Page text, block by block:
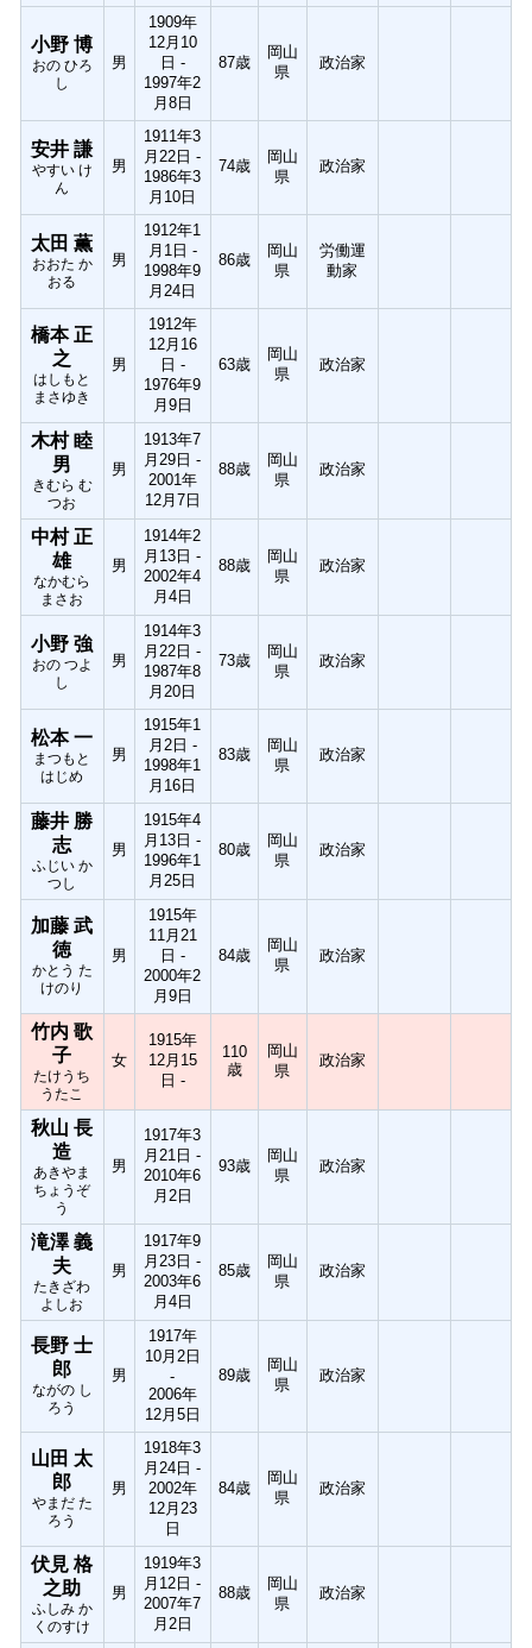
小野 博
おの ひろ
し
男
1909年
12月10
日 -
1997年2
月8日
87歳
岡山
県
政治家
安井 謙
やすい け
ん
男
1911年3
月22日 -
1986年3
月10日
74歳
岡山
県
政治家
太田 薫
おおた か
おる
男
1912年1
月1日 -
1998年9
月24日
86歳
岡山
県
労働運
動家
橋本 正
之
はしもと
まさゆき
男
1912年
12月16
日 -
1976年9
月9日
63歳
岡山
県
政治家
木村 睦
男
きむら む
つお
男
1913年7
月29日 -
2001年
12月7日
88歳
岡山
県
政治家
中村 正
雄
なかむら
まさお
男
1914年2
月13日 -
2002年4
月4日
88歳
岡山
県
政治家
小野 強
おの つよ
し
男
1914年3
月22日 -
1987年8
月20日
73歳
岡山
県
政治家
松本 一
まつもと
はじめ
男
1915年1
月2日 -
1998年1
月16日
83歳
岡山
県
政治家
藤井 勝
志
ふじい か
つし
男
1915年4
月13日 -
1996年1
月25日
80歳
岡山
県
政治家
加藤 武
徳
かとう た
けのり
男
1915年
11月21
日 -
2000年2
月9日
84歳
岡山
県
政治家
竹内 歌
子
たけうち
うたこ
女
1915年
12月15
日 -
110
歳
岡山
県
政治家
秋山 長
造
あきやま
ちょうぞ
う
男
1917年3
月21日 -
2010年6
月2日
93歳
岡山
県
政治家
滝澤 義
夫
たきざわ
よしお
男
1917年9
月23日 -
2003年6
月4日
85歳
岡山
県
政治家
長野 士
郎
ながの し
ろう
男
1917年
10月2日
-
2006年
12月5日
89歳
岡山
県
政治家
山田 太
郎
やまだ た
ろう
男
1918年3
月24日 -
2002年
12月23
日
84歳
岡山
県
政治家
伏見 格
之助
ふしみ か
くのすけ
男
1919年3
月12日 -
2007年7
月2日
88歳
岡山
県
政治家